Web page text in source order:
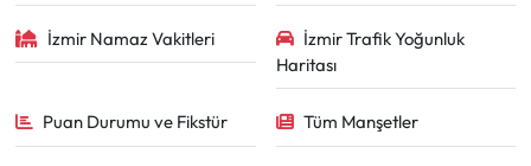
İzmir Namaz Vakitleri
İzmir Trafik Yoğunluk
Haritası
Puan Durumu ve Fikstür Tüm Manşetler